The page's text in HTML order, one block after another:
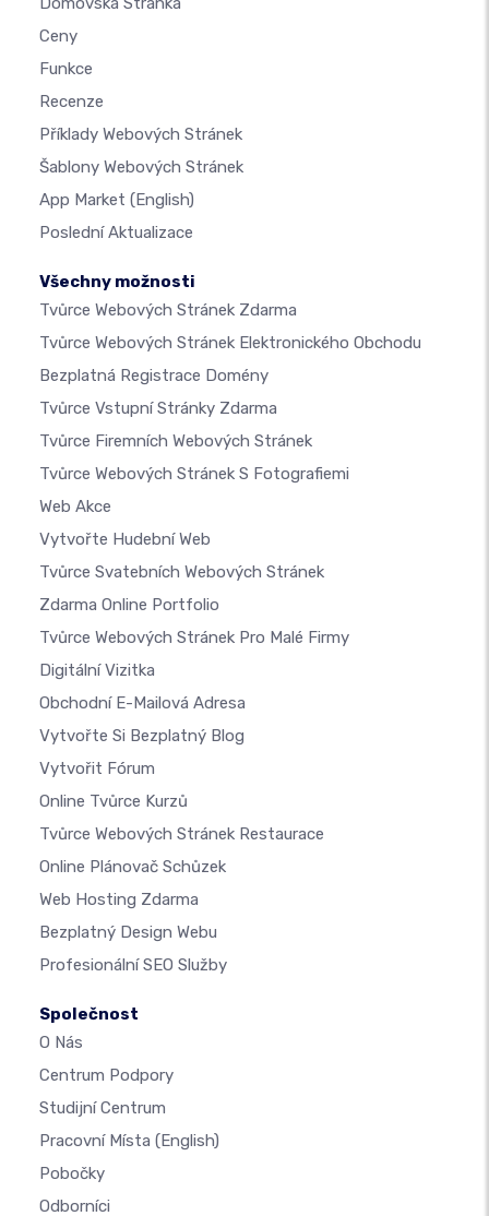
Ceny
Funkce
Recenze
Příklady Webových Stránek
Šablony Webových Stránek
App Market (English)
Poslední Aktualizace
Všechny možnosti
Tvůrce Webových Stránek Zdarma
Tvůrce Webových Stránek Elektronického Obchodu
Bezplatná Registrace Domény
Tvůrce Vstupní Stránky Zdarma
Tvůrce Firemních Webových Stránek
Tvůrce Webových Stránek S Fotografiemi
Web Akce
Vytvořte Hudební Web
Tvůrce Svatebních Webových Stránek
Zdarma Online Portfolio
Tvůrce Webových Stránek Pro Malé Firmy
Digitální Vizitka
Obchodní E-Mailová Adresa
Vytvořte Si Bezplatný Blog
Vytvořit Fórum
Online Tvůrce Kurzů
Tvůrce Webových Stránek Restaurace
Online Plánovač Schůzek
Web Hosting Zdarma
Bezplatný Design Webu
Profesionální SEO Služby
Společnost
O Nás
Centrum Podpory
Studijní Centrum
Pracovní Místa (English)
Pobočky
Odborníci